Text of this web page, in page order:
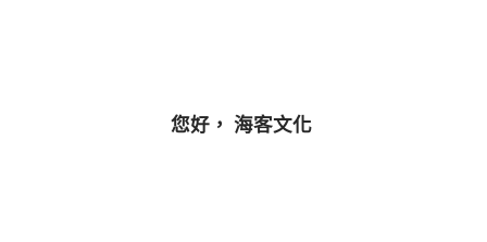
您好， 海客文化